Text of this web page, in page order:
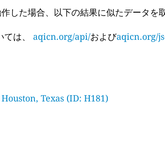
した場合、以下の結果に似たデータを
は、 aqicn.org/api/およびaqicn.org/
Texas (ID: H181)